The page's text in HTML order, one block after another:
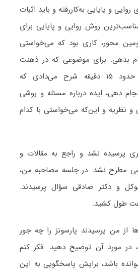
و پایایی به‌کاررفته و باید اثبات
روش روایی و پایایی برای
محور، کاری بود که می‌خواستی
بدهی. برای موضوعی که در ذهنت
بود باید مفصل در حدود ۱۵ دقیقه شرح می‌دادی که
دهی، ایده درباره مسئله و روشی
نظریه و این‌که می‌خواستی با کدام
پرسیده نشد و راجع به مقالات و
مطرح نشد. در جلسه مصاحبه من،
و دکتر صادقی سؤال پرسیدند.
طول کشید.
از من پرسیدند پارسونز را چه جور
در مورد آن توضیح دهید. فکر کنم
باشد، برایش پاسخگویی به این